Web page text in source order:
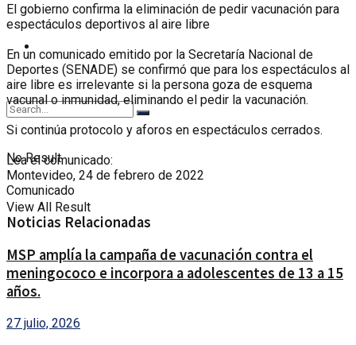
No Result
View All Result
El gobierno confirma la eliminación de pedir vacunación para
espectáculos deportivos al aire libre
En un comunicado emitido por la Secretaría Nacional de
Deportes (SENADE) se confirmó que para los espectáculos al
aire libre es irrelevante si la persona goza de esquema
vacunal o inmunidad, eliminando el pedir la vacunación.
Si continúa protocolo y aforos en espectáculos cerrados.
Lea el comunicado:
Montevideo, 24 de febrero de 2022
Comunicado
Noticias Relacionadas
MSP amplía la campaña de vacunación contra el
meningococo e incorpora a adolescentes de 13 a 15
años.
27 julio, 2026